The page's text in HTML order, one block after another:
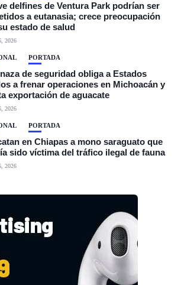
delfines de Ventura Park podrían ser
a eutanasia; crece preocupación
estado de salud
2026
PORTADA
de seguridad obliga a Estados
a frenar operaciones en Michoacán y
exportación de aguacate
2026
PORTADA
en Chiapas a mono saraguato que
sido víctima del tráfico ilegal de fauna
2026